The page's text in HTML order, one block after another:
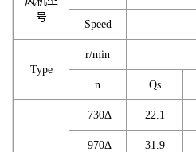
号
Speed
Type
r/min
n Qs
730Δ 22.1
970Δ 31.9